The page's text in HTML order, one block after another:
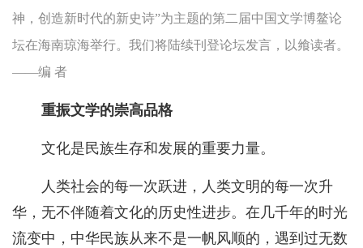
神，创造新时代的新史诗”为主题的第二届中国文学博鳌论
坛在海南琼海举行。我们将陆续刊登论坛发言，以飨读者。
——编 者
重振文学的崇高品格
文化是民族生存和发展的重要力量。
人类社会的每一次跃进，人类文明的每一次升
华，无不伴随着文化的历史性进步。在几千年的时光
流变中，中华民族从来不是一帆风顺的，遇到过无数